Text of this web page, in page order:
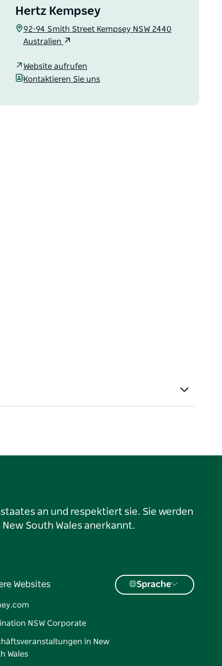
Hertz Kempsey
92-94 Smith Street Kempsey NSW 2440
Australien
Website aufrufen
Kontaktieren Sie uns
an und respektiert sie. Sie werden
South Wales anerkannt.
Websites
NSW Corporate
in New
Wales
Sprache